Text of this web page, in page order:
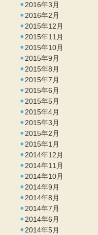
2016年3月
2016年2月
2015年12月
2015年11月
2015年10月
2015年9月
2015年8月
2015年7月
2015年6月
2015年5月
2015年4月
2015年3月
2015年2月
2015年1月
2014年12月
2014年11月
2014年10月
2014年9月
2014年8月
2014年7月
2014年6月
2014年5月